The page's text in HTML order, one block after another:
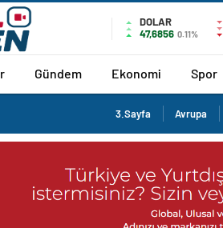
DOLAR
47,6856 0.11%
Gündem Ekonomi Spor
3.Sayfa Avrupa